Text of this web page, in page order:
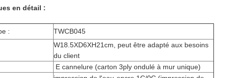
en détail :
: TWCB045
W18.5XD6XH21cm, peut être adapté aux besoins
du client
E cannelure (carton 3ply ondulé à mur unique)